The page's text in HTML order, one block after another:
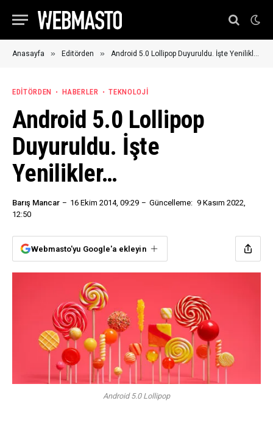
Anasayfa » Editörden » Android 5.0 Lollipop Duyuruldu. İşte Yenilikler…
EDITÖRDEN HABERLER TEKNOLOJI
Android 5.0 Lollipop
Duyuruldu. İşte
Yenilikler…
Barış Mancar 16 Ekim 2014, 09:29 Güncelleme: 9 Kasım 2022,
12:50
Webmasto'yu Google'a ekleyin
Android 5.0 Lollipop